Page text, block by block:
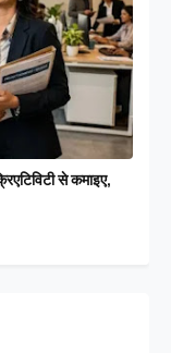
से कमाइए,